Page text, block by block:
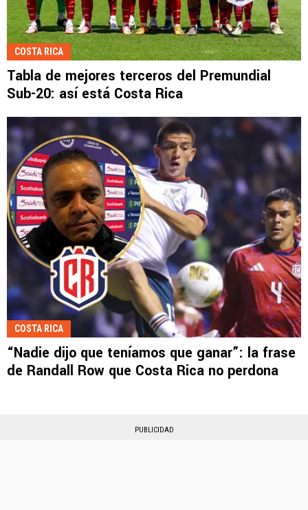
COSTA RICA
Tabla de mejores terceros del Premundial
Sub-20: así está Costa Rica
COSTA RICA
“Nadie dijo que teníamos que ganar”: la frase
de Randall Row que Costa Rica no perdona
PUBLICIDAD